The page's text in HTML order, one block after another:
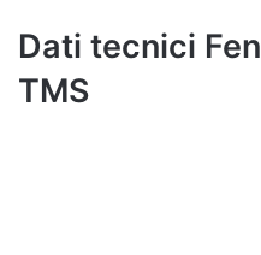
Dati tecnici
TMS